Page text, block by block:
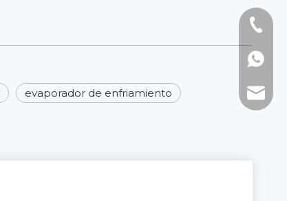
evaporador de enfriamiento Correo